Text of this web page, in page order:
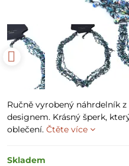
Ručně vyrobený náhrdelník
designem. Krásný šperk,
oblečení. Čtěte více
Skladem